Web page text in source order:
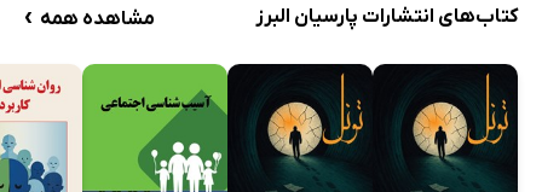
کتاب‌های انتشارات پارسیان البرز مشاهده همه ›